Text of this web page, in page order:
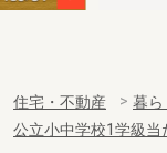
住宅・不動産
暮ら
公立小中学校1学級当